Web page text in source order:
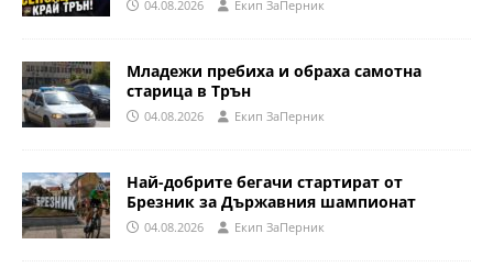
04.08.2026 Eкип ЗаПерник
Младежи пребиха и обраха самотна
старица в Трън
04.08.2026 Eкип ЗаПерник
Най-добрите бегачи стартират от
Брезник за Държавния шампионат
04.08.2026 Eкип ЗаПерник